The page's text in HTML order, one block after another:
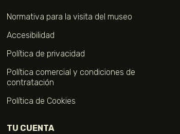
Normativa para la visita del museo
Accesibilidad
Política de privacidad
Política comercial y condiciones de
contratación
Política de Cookies
TU CUENTA